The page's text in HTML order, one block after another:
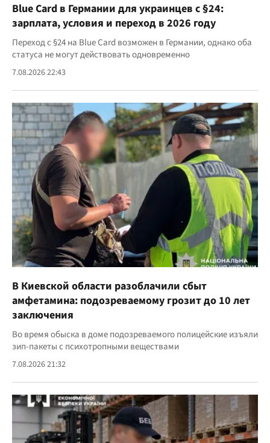
Blue Card в Германии для украинцев с §24:
зарплата, условия и переход в 2026 году
Переход с §24 на Blue Card возможен в Германии, однако оба
статуса не могут действовать одновременно
7.08.2026 22:43
В Киевской области разоблачили сбыт
амфетамина: подозреваемому грозит до 10 лет
заключения
Во время обыска в доме подозреваемого полицейские изъяли
зип-пакеты с психотропными веществами
7.08.2026 21:32